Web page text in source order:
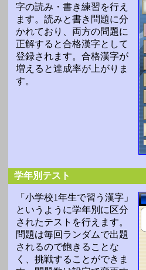
字の読み・書き練習を行え
ます。読みと書き問題に分
かれており、両方の問題に
正解すると合格漢字として
登録されます。合格漢字が
増えると達成率が上がりま
す。
学年別テスト
「小学校1年生で習う漢字」
というように学年別に区分
されたテストを行えます。
問題は毎回ランダムで出題
されるので飽きることな
く、挑戦することができま